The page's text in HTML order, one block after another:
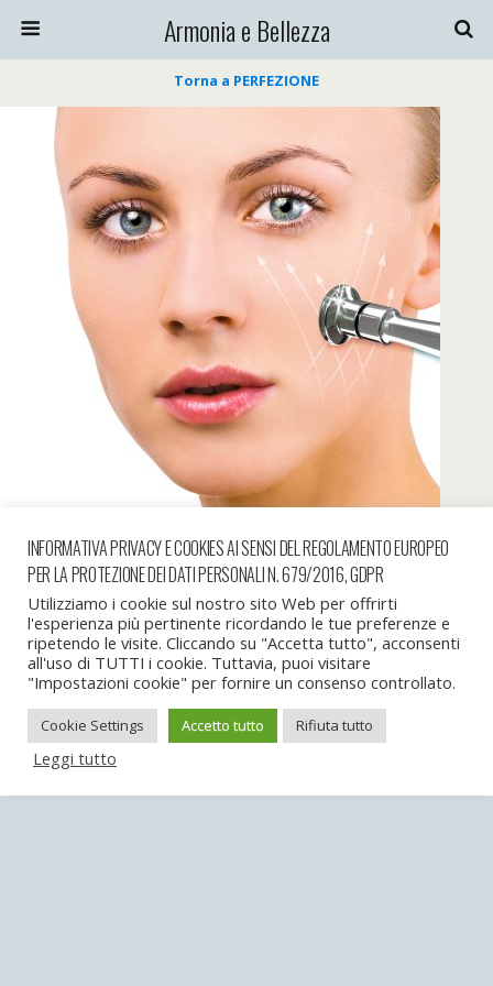
Armonia e Bellezza
Torna a PERFEZIONE
Torna su
Dispositivo Portatile Pc Desktop
INFORMATIVA PRIVACY E COOKIES AI SENSI DEL REGOLAMENTO EUROPEO
PER LA PROTEZIONE DEI DATI PERSONALI N. 679/2016, GDPR
Utilizziamo i cookie sul nostro sito Web per offrirti
l'esperienza più pertinente ricordando le tue preferenze e
ripetendo le visite. Cliccando su "Accetta tutto", acconsenti
all'uso di TUTTI i cookie. Tuttavia, puoi visitare
"Impostazioni cookie" per fornire un consenso controllato.
Cookie Settings Accetto tutto Rifiuta tutto
Leggi tutto